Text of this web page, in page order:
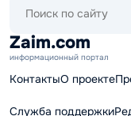
сайту
Zaim.com
информационный портал
КонтактыО проекте
Служба поддержки